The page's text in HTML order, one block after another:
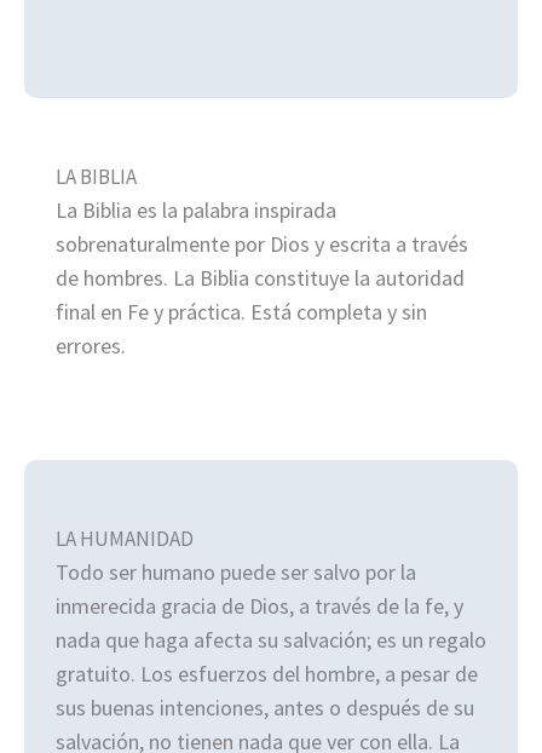
LA BIBLIA
La Biblia es la palabra inspirada
sobrenaturalmente por Dios y escrita a través
de hombres. La Biblia constituye la autoridad
final en Fe y práctica. Está completa y sin
errores.
LA HUMANIDAD
Todo ser humano puede ser salvo por la
inmerecida gracia de Dios, a través de la fe, y
nada que haga afecta su salvación; es un regalo
gratuito. Los esfuerzos del hombre, a pesar de
sus buenas intenciones, antes o después de su
salvación, no tienen nada que ver con ella. La